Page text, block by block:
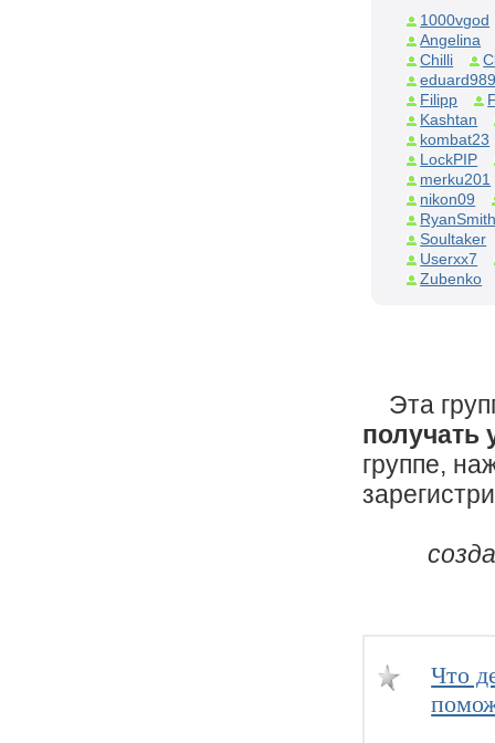
1000vgod
Angelina
Chilli
Filipp
Kashtan
kombat23
LockPIP
merku201
nikon09
Soultaker
Userxx7
Zubenko
Эта
получать
группе,
Что